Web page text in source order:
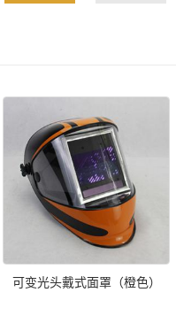
可变光头戴式面罩（橙色）